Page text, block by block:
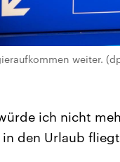
weiter.
ich nicht
den Urlaub